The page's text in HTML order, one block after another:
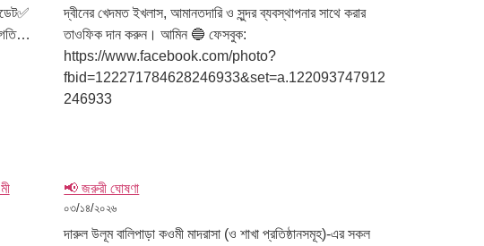
দ্বীনের খেদমত ইখলাস, আমানতদারি ও সুন্দর ব্যবস্থাপনার সাথে করার
তাওফিক দান করুন। আমিন 🔵 ফেসবুক:
https://www.facebook.com/photo?
fbid=122271784628246933&set=a.122093747912
246933
📢 জরুরী ঘোষণা
০৩/১৪/২০২৬
দারুল উলূম বালিপাড়া কওমী মাদরাসা (ও শাখা প্রতিষ্ঠানসমূহ)-এর সকল